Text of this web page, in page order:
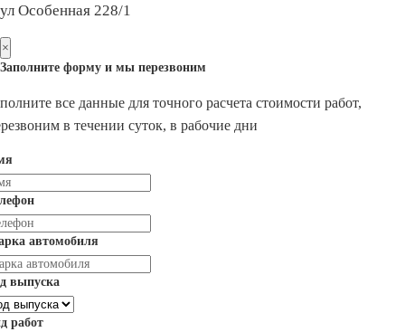
ул Особенная 228/1
×
Заполните форму и мы перезвоним
все данные для точного расчета стоимости работ,
в течении суток, в рабочие дни
автомобиля
выпуска
работ